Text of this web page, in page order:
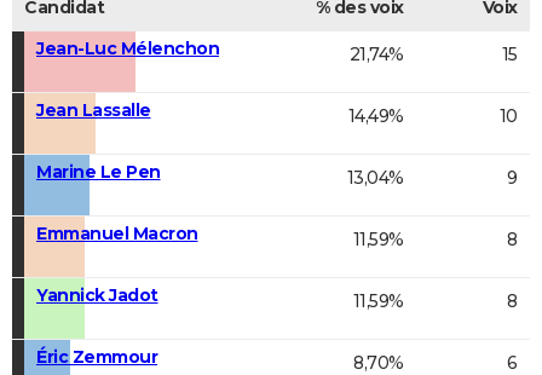
Candidat % des voix
Voix
Jean-Luc Mélenchon
21,74% 15
Jean Lassalle 14,49% 10
Marine Le Pen 13,04% 9
Emmanuel Macron 11,59% 8
Yannick Jadot 11,59% 8
Éric Zemmour 8,70% 6